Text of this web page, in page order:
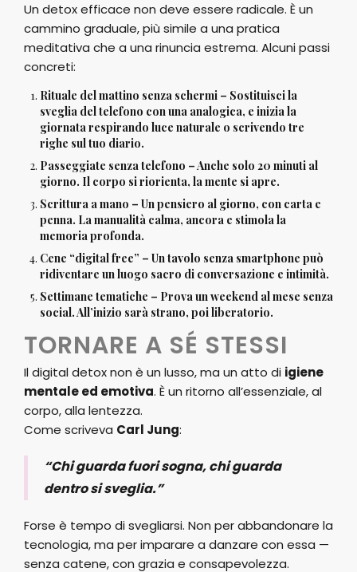
Un detox efficace non deve essere radicale. È un
cammino graduale, più simile a una pratica
meditativa che a una rinuncia estrema. Alcuni passi
concreti:
Rituale del mattino senza schermi – Sostituisci la
sveglia del telefono con una analogica, e inizia la
giornata respirando luce naturale o scrivendo tre
righe sul tuo diario.
Passeggiate senza telefono – Anche solo 20 minuti al
giorno. Il corpo si riorienta, la mente si apre.
Scrittura a mano – Un pensiero al giorno, con carta e
penna. La manualità calma, ancora e stimola la
memoria profonda.
Cene “digital free” – Un tavolo senza smartphone può
ridiventare un luogo sacro di conversazione e intimità.
Settimane tematiche – Prova un weekend al mese senza
social. All’inizio sarà strano, poi liberatorio.
TORNARE A SÉ STESSI
Il digital detox non è un lusso, ma un atto di igiene
mentale ed emotiva. È un ritorno all’essenziale, al
corpo, alla lentezza.
Come scriveva Carl Jung:
“Chi guarda fuori sogna, chi guarda
dentro si sveglia.”
Forse è tempo di svegliarsi. Non per abbandonare la
tecnologia, ma per imparare a danzare con essa —
senza catene, con grazia e consapevolezza.